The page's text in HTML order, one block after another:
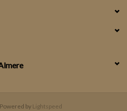
by Lightspeed